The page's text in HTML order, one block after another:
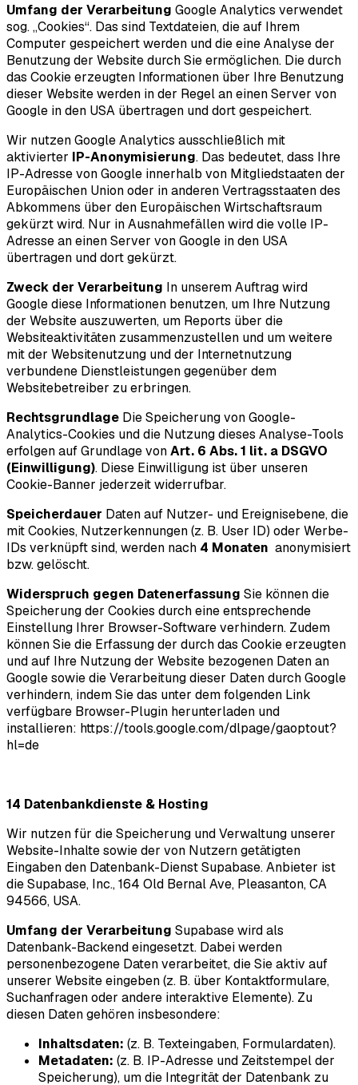
Umfang der Verarbeitung Google Analytics verwendet
sog. „Cookies“. Das sind Textdateien, die auf Ihrem
Computer gespeichert werden und die eine Analyse der
Benutzung der Website durch Sie ermöglichen. Die durch
das Cookie erzeugten Informationen über Ihre Benutzung
dieser Website werden in der Regel an einen Server von
Google in den USA übertragen und dort gespeichert.
Wir nutzen Google Analytics ausschließlich mit
aktivierter IP-Anonymisierung. Das bedeutet, dass Ihre
IP-Adresse von Google innerhalb von Mitgliedstaaten der
Europäischen Union oder in anderen Vertragsstaaten des
Abkommens über den Europäischen Wirtschaftsraum
gekürzt wird. Nur in Ausnahmefällen wird die volle IP-
Adresse an einen Server von Google in den USA
übertragen und dort gekürzt.
Zweck der Verarbeitung In unserem Auftrag wird
Google diese Informationen benutzen, um Ihre Nutzung
der Website auszuwerten, um Reports über die
Websiteaktivitäten zusammenzustellen und um weitere
mit der Websitenutzung und der Internetnutzung
verbundene Dienstleistungen gegenüber dem
Websitebetreiber zu erbringen.
Rechtsgrundlage Die Speicherung von Google-
Analytics-Cookies und die Nutzung dieses Analyse-Tools
erfolgen auf Grundlage vonArt. 6 Abs. 1 lit. a DSGVO
(Einwilligung). Diese Einwilligung ist über unseren
Cookie-Banner jederzeit widerrufbar.
Speicherdauer Daten auf Nutzer- und Ereignisebene, die
mit Cookies, Nutzerkennungen (z. B. User ID) oder Werbe-
IDs verknüpft sind, werden nach 4 Monaten anonymisiert
bzw. gelöscht.
Widerspruch gegen Datenerfassung Sie können die
Speicherung der Cookies durch eine entsprechende
Einstellung Ihrer Browser-Software verhindern. Zudem
können Sie die Erfassung der durch das Cookie erzeugten
und auf Ihre Nutzung der Website bezogenen Daten an
Google sowie die Verarbeitung dieser Daten durch Google
verhindern, indem Sie das unter dem folgenden Link
verfügbare Browser-Plugin herunterladen und
installieren: https://tools.google.com/dlpage/gaoptout?
hl=de
14 Datenbankdienste & Hosting
Wir nutzen für die Speicherung und Verwaltung unserer
Website-Inhalte sowie der von Nutzern getätigten
Eingaben den Datenbank-Dienst Supabase. Anbieter ist
die Supabase, Inc., 164 Old Bernal Ave, Pleasanton, CA
94566, USA.
Umfang der Verarbeitung Supabase wird als
Datenbank-Backend eingesetzt. Dabei werden
personenbezogene Daten verarbeitet, die Sie aktiv auf
unserer Website eingeben (z. B. über Kontaktformulare,
Suchanfragen oder andere interaktive Elemente). Zu
diesen Daten gehören insbesondere:
Inhaltsdaten: (z. B. Texteingaben, Formulardaten).
Metadaten: (z. B. IP-Adresse und Zeitstempel der
Speicherung), um die Integrität der Datenbank zu